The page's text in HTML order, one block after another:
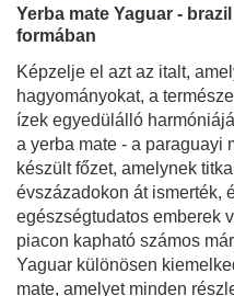
Yerba mate Yaguar -
formában
Képzelje el azt az italt,
hagyományokat, a
ízek egyedülálló
a yerba mate - a paraguayi
készült főzet, amelynek
évszázadokon át ismerték,
egészségtudatos emberek
piacon kapható számos
Yaguar különösen
mate, amelyet minden